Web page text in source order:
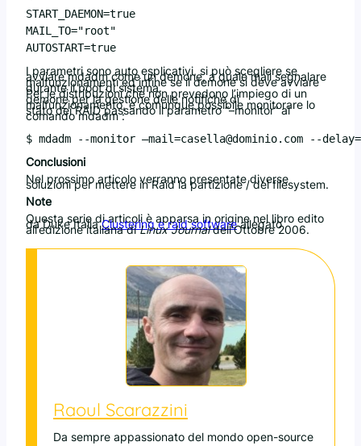
START_DAEMON=true
MAIL_TO="root"
I parametri sono auto esplicativi, si può scegliere se
avviare mdadm come un demone, a quale mail segnalare
malfunzionamenti ed infine se il demone si deve avviare
durante il boot di sistema.
Per le distribuzioni che non prevedono l’impiego di un
demone per la gestione delle notifiche di
malfunzionamento, è comunque possibile monitorare lo
stato dei RAID passando il parametro “–monitor” al
comando mdadm :
Conclusioni
Nel prossimo articolo verranno presentate diverse
soluzioni per mettere in Raid la partizione / del filesystem.
Note
Questa serie di articoli è apparsa in origine nel libro edito
da Duke ItaliaClustering e raid softwareallegato
all’edizione italiana diLinux Journaldell’Ottobre 2006.
Raoul Scarazzini
Da sempre appassionato del mondo open-source